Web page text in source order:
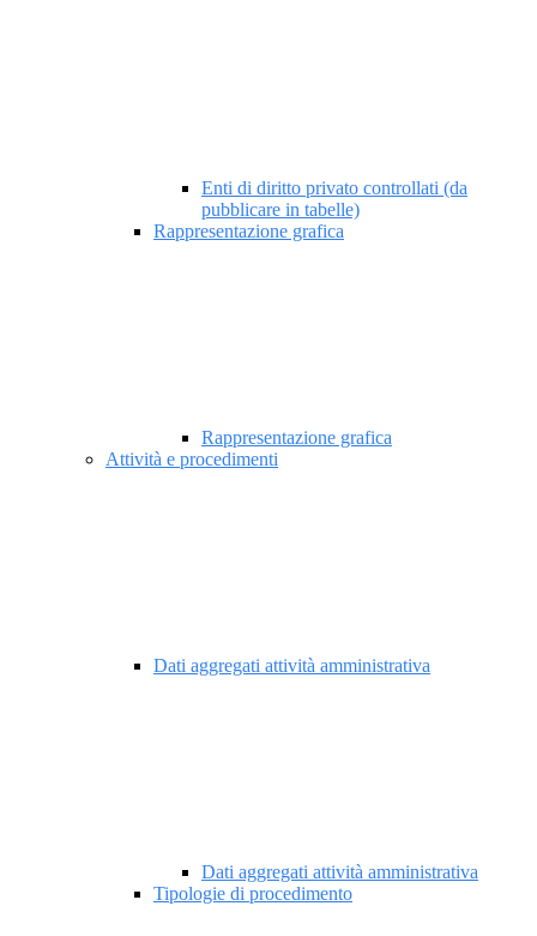
Enti di diritto privato controllati (da
pubblicare in tabelle)
Rappresentazione grafica
Rappresentazione grafica
Attività e procedimenti
Dati aggregati attività amministrativa
Dati aggregati attività amministrativa
Tipologie di procedimento